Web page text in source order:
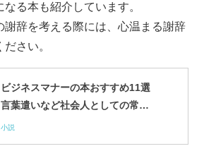
る本も紹介しています。
謝辞を考える際には、心温まる謝辞
さい。
ビジネスマナーの本おすすめ11選
言葉遣いなど社会人としての常識
や基本も
小説